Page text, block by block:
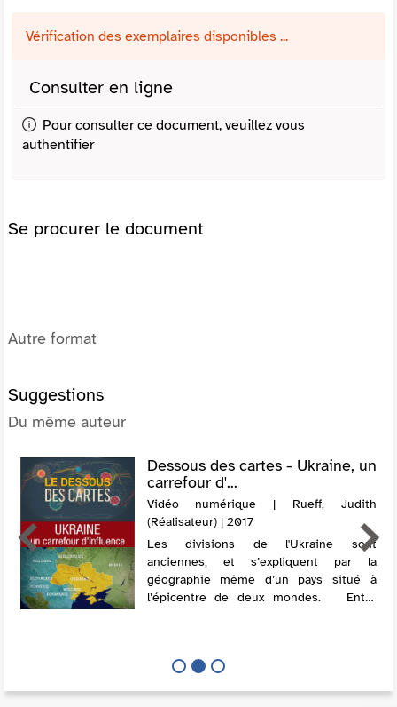
Vérification des exemplaires disponibles ...
Consulter en ligne
Pour consulter ce document, veuillez vous
authentifier
Se procurer le document
Autre format
Suggestions
Du même auteur
Dessous des cartes - Ukraine, un
carrefour d'...
Vidéo numérique | Rueff, Judith
(Réalisateur) | 2017
Les divisions de l'Ukraine sont
anciennes, et s’expliquent par la
géographie même d’un pays situé à
l’épicentre de deux mondes. Entre